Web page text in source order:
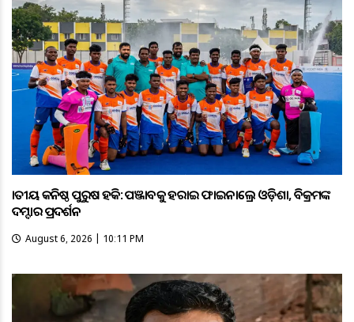
ଜାତୀୟ କନିଷ୍ଠ ପୁରୁଷ ହକି: ପଞ୍ଜାବକୁ ହରାଇ ଫାଇନାଲ୍ରେ ଓଡ଼ିଶା, ବିକ୍ରମଙ୍କ
ଦମ୍ଦାର ପ୍ରଦର୍ଶନ
August 6, 2026 | 10:11 PM